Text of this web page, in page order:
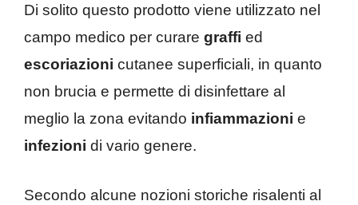
Di solito questo prodotto viene utilizzato nel
campo medico per curare graffi ed
escoriazioni cutanee superficiali, in quanto
non brucia e permette di disinfettare al
meglio la zona evitando infiammazioni e
infezioni di vario genere.
Secondo alcune nozioni storiche risalenti al